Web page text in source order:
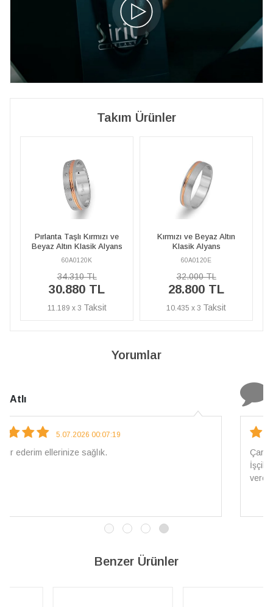
Takım Ürünler
Kırmızı ve Beyaz Altın
Klasik Alyans
60A0120E
32.000 TL
28.800 TL
10.435 x 3
Pırlanta Taşlı Kırmızı ve
Beyaz Altın Klasik Alyans
60A0120K
34.310 TL
30.880 TL
11.189 x 3
Yorumlar
4.08.2026 16:27:03
Çarpıcı ve olağanüstü bir işçilikle hazırlanmış bir mücevher.
Benzer Ürünler